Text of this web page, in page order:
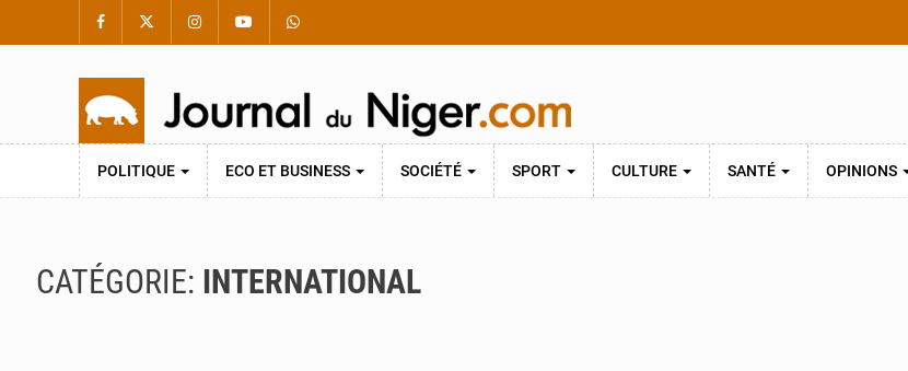
POLITIQUE ECO ET BUSINESS SOCIÉTÉ SPORT CULTURE SANTÉ OPINIONS
CATÉGORIE: INTERNATIONAL